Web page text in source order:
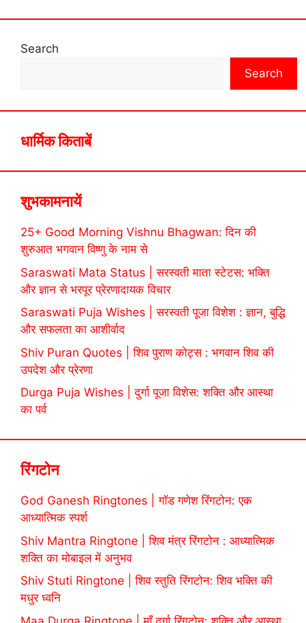
Search
Search
धार्मिक किताबें
शुभकामनायें
25+ Good Morning Vishnu Bhagwan: दिन की
शुरुआत भगवान विष्णु के नाम से
Saraswati Mata Status | सरस्वती माता स्टेटस: भक्ति
और ज्ञान से भरपूर प्रेरणादायक विचार
Saraswati Puja Wishes | सरस्वती पूजा विशेश : ज्ञान, बुद्धि
और सफलता का आशीर्वाद
Shiv Puran Quotes | शिव पुराण कोट्स : भगवान शिव की
उपदेश और प्रेरणा
Durga Puja Wishes | दुर्गा पूजा विशेस: शक्ति और आस्था
का पर्व
रिंगटोन
God Ganesh Ringtones | गॉड गणेश रिंगटोन: एक
आध्यात्मिक स्पर्श
Shiv Mantra Ringtone | शिव मंत्र रिंगटोन : आध्यात्मिक
शक्ति का मोबाइल में अनुभव
Shiv Stuti Ringtone | शिव स्तुति रिंगटोन: शिव भक्ति की
मधुर ध्वनि